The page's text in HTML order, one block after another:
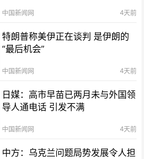
中国新闻网 4天前
特朗普称美伊正在谈判 是伊朗的
“最后机会”
中国新闻网 4天前
日媒：高市早苗已两月未与外国领
导人通电话 引发不满
中国新闻网 4天前
中方：乌克兰问题局势发展令人担